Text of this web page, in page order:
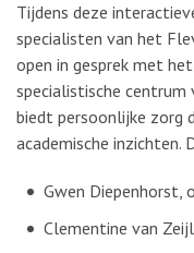
Tijdens deze
specialisten van het
open in gesprek met
specialistische centrum
biedt persoonlijke zorg
academische inzichten.
Gwen Diepenhorst,
Clementine van